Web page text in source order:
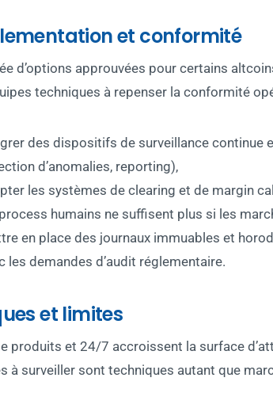
et conformité
d’options approuvées pour certains
techniques à repenser la conformité
des dispositifs de surveillance continue
d’anomalies, reporting),
les systèmes de clearing et de margin
humains ne suffisent plus si les
en place des journaux immuables et
les demandes d’audit réglementaire.
et limites
produits et 24/7 accroissent la surface
à surveiller sont techniques autant que